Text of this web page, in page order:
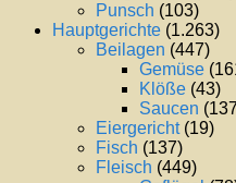
Punsch (103)
Hauptgerichte (1.263)
Beilagen (447)
Gemüse
Klöße (43)
Saucen
Eiergericht(19)
Fisch (137)
Fleisch (449)